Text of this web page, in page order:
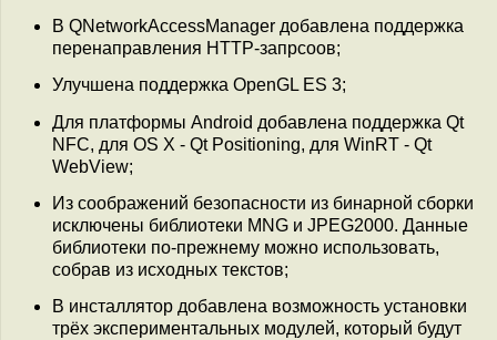
В QNetworkAccessManager добавлена поддержка
перенаправления HTTP-запрсоов;
Улучшена поддержка OpenGL ES 3;
Для платформы Android добавлена поддержка Qt
NFC, для OS X - Qt Positioning, для WinRT - Qt
WebView;
Из соображений безопасности из бинарной сборки
исключены библиотеки MNG и JPEG2000. Данные
библиотеки по-прежнему можно использовать,
собрав из исходных текстов;
В инсталлятор добавлена возможность установки
трёх экспериментальных модулей, который будут